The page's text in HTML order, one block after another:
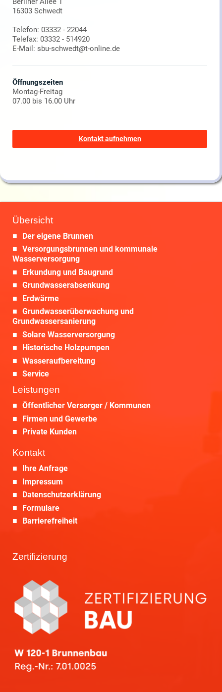
16303 Schwedt
Telefon: 03332 - 22044
Telefax: 03332 - 514920
E-Mail: sbu-schwedt@t-online.de
Öffnungszeiten
Montag-Freitag
07.00 bis 16.00 Uhr
Kontakt aufnehmen
Übersicht
Der eigene Brunnen
Versorgungsbrunnen und kommunale
Wasserversorgung
Erkundung und Baugrund
Grundwasserabsenkung
Erdwärme
Grundwasserüberwachung und
Grundwassersanierung
Solare Wasserversorgung
Historische Holzpumpen
Wasseraufbereitung
Service
Leistungen
Öffentlicher Versorger / Kommunen
Firmen und Gewerbe
Private Kunden
Kontakt
Ihre Anfrage
Impressum
Datenschutzerklärung
Formulare
Barrierefreiheit
Zertifizierung